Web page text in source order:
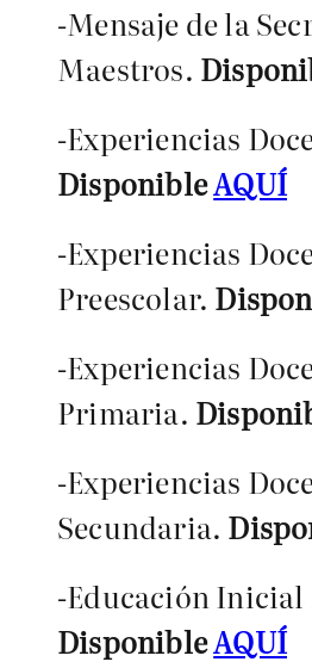
-Mensaje de la
Maestros.
-Experiencias
DisponibleAQUÍ
-Experiencias
Preescolar.
-Experiencias
Primaria.
-Experiencias
Secundaria.
-Educación Inicial
DisponibleAQUÍ